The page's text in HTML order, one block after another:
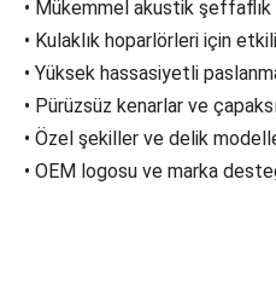
• Mükemmel akustik şeffaflık
• Kulaklık hoparlörleri için
• Yüksek hassasiyetli
• Pürüzsüz kenarlar ve
• Özel şekiller ve delik
• OEM logosu ve marka